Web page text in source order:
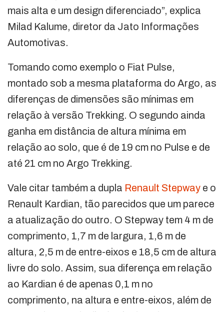
mais alta e um design diferenciado”, explica
Milad Kalume, diretor da Jato Informações
Automotivas.
Tomando como exemplo o Fiat Pulse,
montado sob a mesma plataforma do Argo, as
diferenças de dimensões são mínimas em
relação à versão Trekking. O segundo ainda
ganha em distância de altura mínima em
relação ao solo, que é de 19 cm no Pulse e de
até 21 cm no Argo Trekking.
Vale citar também a dupla Renault Stepway e o
Renault Kardian, tão parecidos que um parece
a atualização do outro. O Stepway tem 4 m de
comprimento, 1,7 m de largura, 1,6 m de
altura, 2,5 m de entre-eixos e 18,5 cm de altura
livre do solo. Assim, sua diferença em relação
ao Kardian é de apenas 0,1 m no
comprimento, na altura e entre-eixos, além de